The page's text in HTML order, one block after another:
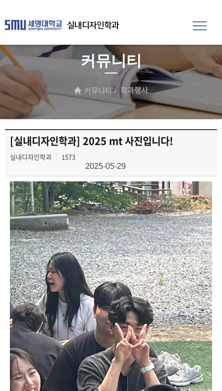
실내디자인학과
커뮤니티
커뮤니티 학과행사
[실내디자인학과] 2025 mt 사진입니다!
실내디자인학과 1573
2025-05-29